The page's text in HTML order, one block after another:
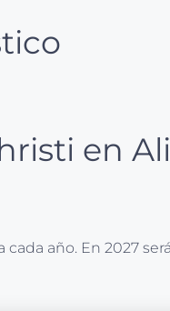
en
año. En 2027